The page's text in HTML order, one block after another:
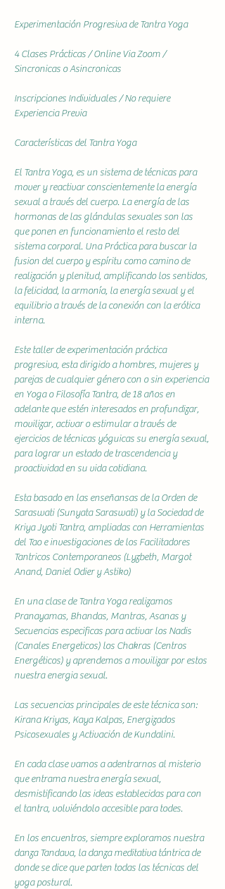
Experimentación Progresiva de Tantra Yoga
4 Clases Prácticas / Online Via Zoom /
Sincronicas o Asincronicas
Inscripciones Individuales / No requiere
Experiencia Previa
Características del Tantra Yoga
El Tantra Yoga, es un sistema de técnicas para
mover y reactivar conscientemente la energía
sexual a través del cuerpo. La energía de las
hormonas de las glándulas sexuales son las
que ponen en funcionamiento el resto del
sistema corporal. Una Práctica para buscar la
fusion del cuerpo y espíritu como camino de
realización y plenitud, amplificando los sentidos,
la felicidad, la armonía, la energía sexual y el
equilibrio a través de la conexión con la erótica
interna.
Este taller de experimentación práctica
progresiva, esta dirigido a hombres, mujeres y
parejas de cualquier género con o sin experiencia
en Yoga o Filosofía Tantra, de 18 años en
adelante que estén interesados en profundizar,
movilizar, activar o estimular a través de
ejercicios de técnicas yóguicas su energía sexual,
para lograr un estado de trascendencia y
proactividad en su vida cotidiana.
Esta basado en las enseñansas de la Orden de
Saraswati (Sunyata Saraswati) y la Sociedad de
Kriya Jyoti Tantra, ampliadas con Herramientas
del Tao e investigaciones de los Facilitadores
Tantricos Contemporaneos (Lyzbeth, Margot
Anand, Daniel Odier y Astiko)
En una clase de Tantra Yoga realizamos
Pranayamas, Bhandas, Mantras, Asanas y
Secuencias especificas para activar los Nadis
(Canales Energeticos) los Chakras (Centros
Energéticos) y aprendemos a movilizar por estos
nuestra energia sexual.
Las secuencias principales de este técnica son:
Kirana Kriyas, Kaya Kalpas, Energizados
Psicosexuales y Activación de Kundalini.
En cada clase vamos a adentrarnos al misterio
que entrama nuestra energía sexual,
desmistificando las ideas establecidas para con
el tantra, volviéndolo accesible para todes.
En los encuentros, siempre exploramos nuestra
danza Tandava, la danza meditativa tántrica de
donde se dice que parten todas las técnicas del
yoga postural.